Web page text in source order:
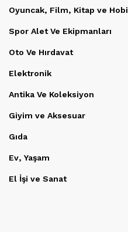
Oyuncak, Film, Kitap ve Hobi
Spor Alet Ve Ekipmanları
Oto Ve Hırdavat
Elektronik
Antika Ve Koleksiyon
Giyim ve Aksesuar
Gıda
Ev, Yaşam
El İşi ve Sanat